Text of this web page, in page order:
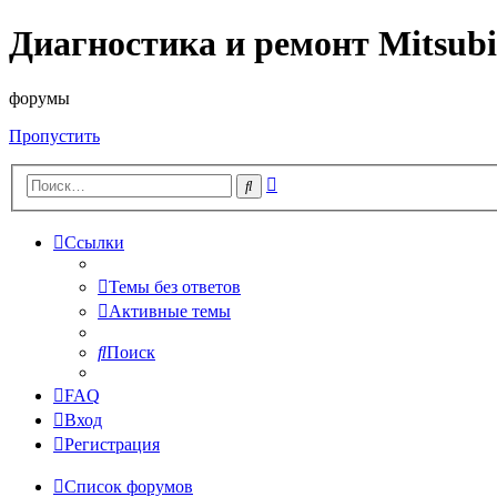
Диагностика и ремонт
форумы
Пропустить
Поиск
Ссылки
Темы без ответов
Активные темы
Поиск
FAQ
Вход
Регистрация
Список форумов